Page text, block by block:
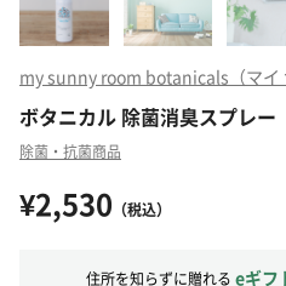
my sunny room botanicals（マイ
ボタニカル 除菌消臭スプレ
除菌・抗菌商品
¥2,530 （税込）
住所を知らずに贈れる eギフ